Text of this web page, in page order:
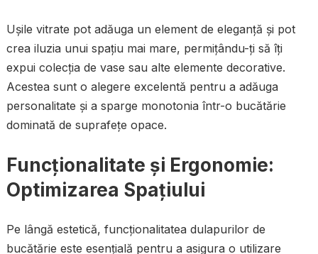
Ușile vitrate pot adăuga un element de eleganță și pot
crea iluzia unui spațiu mai mare, permițându-ți să îți
expui colecția de vase sau alte elemente decorative.
Acestea sunt o alegere excelentă pentru a adăuga
personalitate și a sparge monotonia într-o bucătărie
dominată de suprafețe opace.
Funcționalitate și Ergonomie:
Optimizarea Spațiului
Pe lângă estetică, funcționalitatea dulapurilor de
bucătărie este esențială pentru a asigura o utilizare